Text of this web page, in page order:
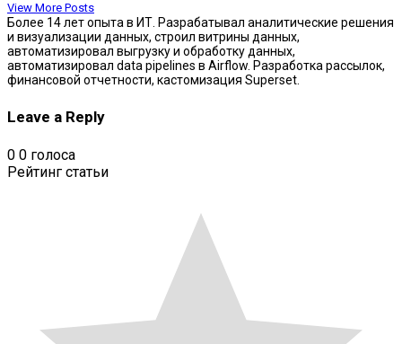
View More Posts
Более 14 лет опыта в ИТ. Разрабатывал аналитические решения
и визуализации данных, строил витрины данных,
автоматизировал выгрузку и обработку данных,
автоматизировал data pipelines в Airflow. Разработка рассылок,
финансовой отчетности, кастомизация Superset.
Leave a Reply
0 0 голоса
Рейтинг статьи